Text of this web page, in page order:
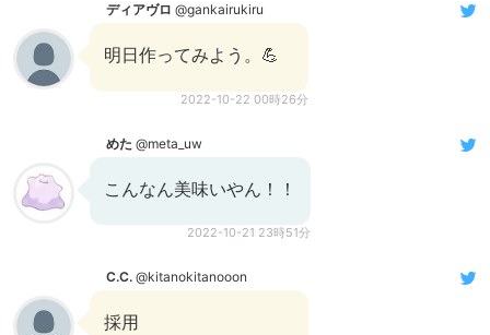
ディアヴロ @gankairukiru
明日作ってみよう。💪
2022-10-22 00時26分
めた @meta_uw
こんなん美味いやん！！
2022-10-21 23時51分
C.C. @kitanokitanooon
採用